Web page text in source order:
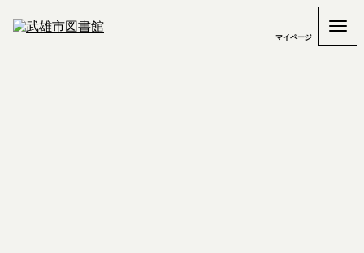
マイページ